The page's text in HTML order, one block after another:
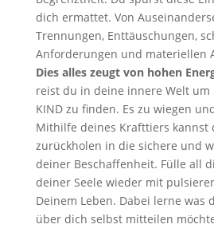
dich ermattet. Von
Trennungen, Enttäuschungen,
Anforderungen und materiellen
Dies alles zeugt von hohen
reist du in deine innere Welt um
KIND zu finden. Es zu wiegen
Mithilfe deines Krafttiers kannst
zurückholen in die sichere und
deiner Beschaffenheit. Fülle all
deiner Seele wieder mit
Deinem Leben. Dabei lerne was
über dich selbst mitteilen